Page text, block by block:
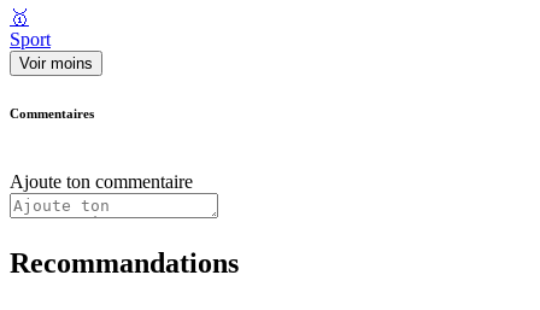
🥇
Sport
Voir moins
Commentaires
Ajoute ton commentaire
Recommandations